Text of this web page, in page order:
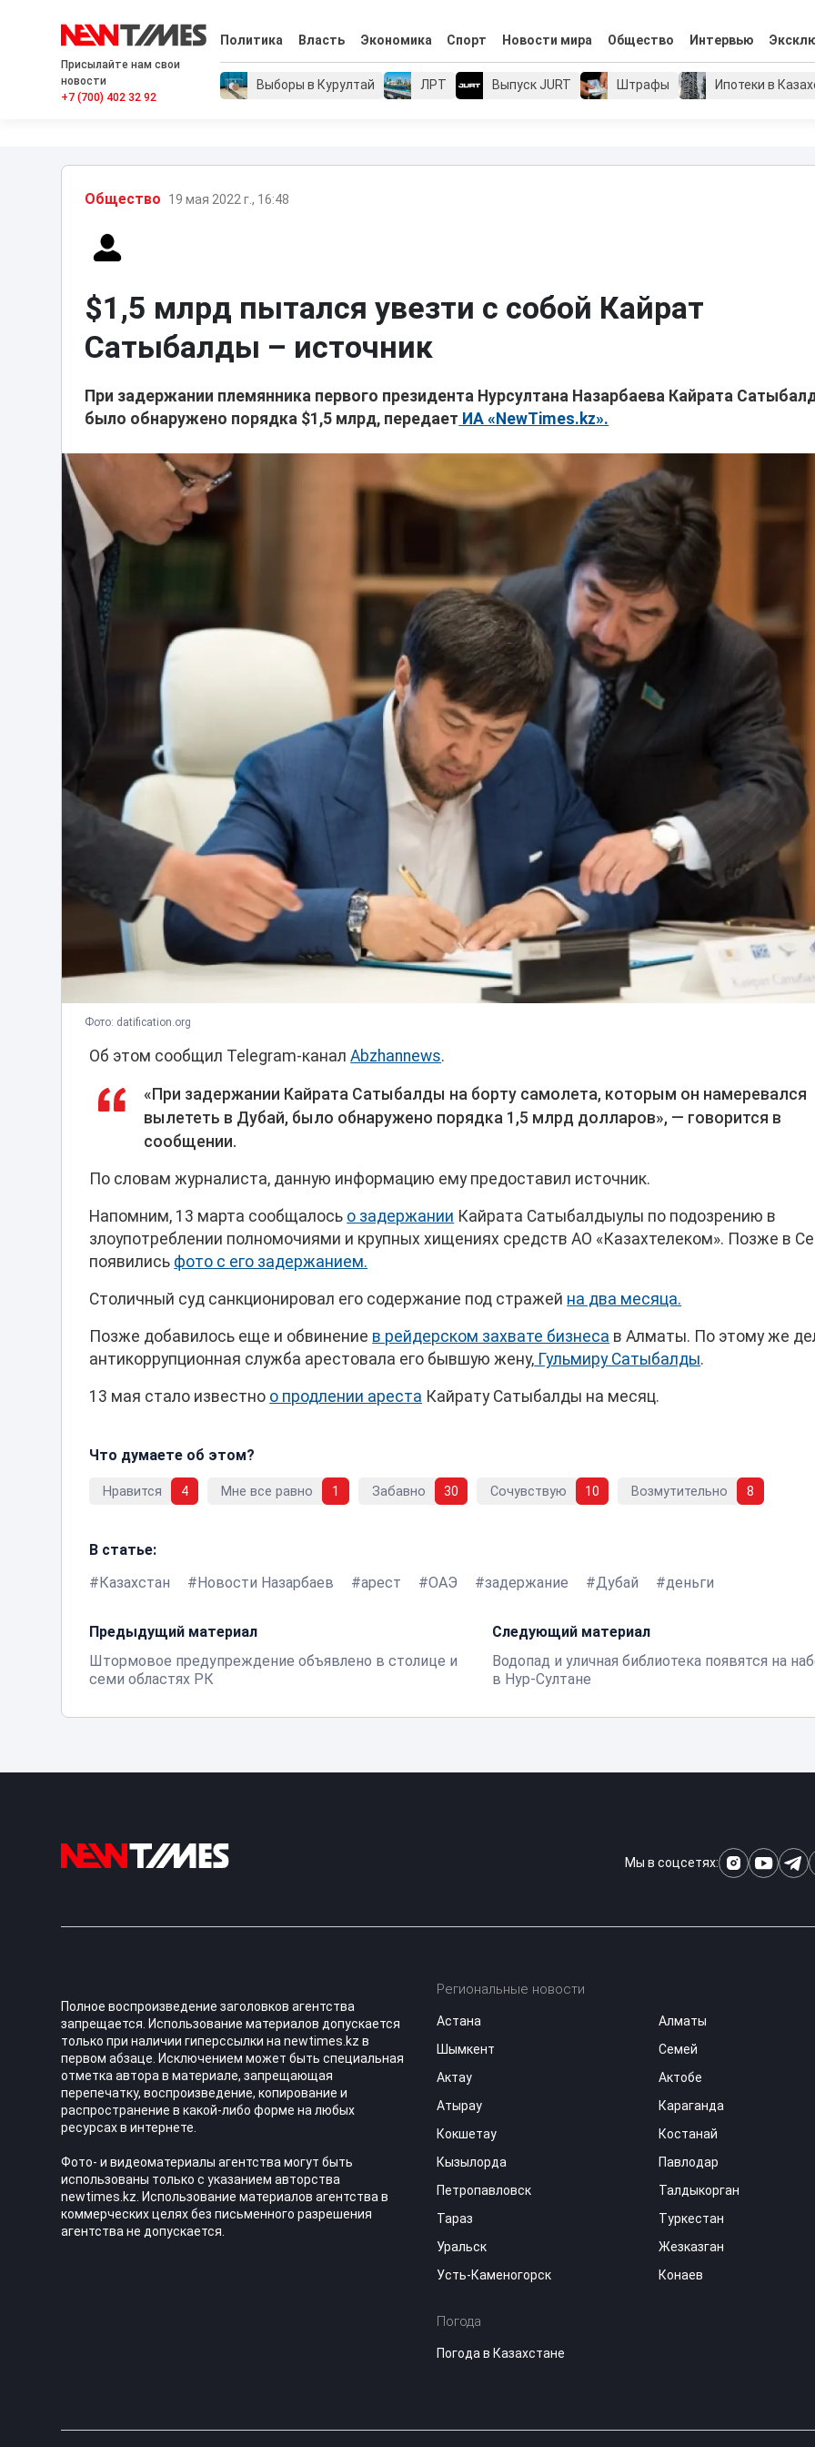
Присылайте нам свои
новости
+7 (700) 402 32 92
Политика Власть Экономика Спорт Новости мира Общество Интервью
Выборы в Курултай ЛРТ Выпуск JURT Штрафы Ипотеки в
Общество 19 мая 2022 г., 16:48
$1,5 млрд пытался увезти с собой Кайрат
Сатыбалды – источник
При задержании племянника первого президента Нурсултана Назарбаева Кайрата
было обнаружено порядка $1,5 млрд, передает ИА «NewTimes.kz».
Фото: datification.org
Об этом сообщил Telegram-каналAbzhannews.
«При задержании Кайрата Сатыбалды на борту самолета, которым он намеревался
вылететь в Дубай, было обнаружено порядка 1,5 млрд долларов», — говорится в
сообщении.
По словам журналиста, данную информацию ему предоставил источник.
Напомним, 13 марта сообщалось о задержании Кайрата Сатыбалдыулы по подозрению в
злоупотреблении полномочиями и крупных хищениях средств АО «Казахтелеком». Позже в
появились фото с его задержанием.
Столичный суд санкционировал его содержание под стражей на два месяца.
Позже добавилось еще и обвинение в рейдерском захвате бизнеса в Алматы. По этому же
антикоррупционная служба арестовала его бывшую жену, Гульмиру Сатыбалды.
13 мая стало известно о продлении ареста Кайрату Сатыбалды на месяц.
Что думаете об этом?
Нравится 4 Мне все равно 1 Забавно 30 Сочувствую 10 Возмутительно 8
В статье:
Казахстан
Новости Назарбаев арест ОАЭ задержание Дубай деньги
Предыдущий материал
Штормовое предупреждение объявлено в столице и
семи областях РК
Следующий материал
Водопад и уличная библиотека появятся на
в Нур-Султане
Мы в соцсетях:
Полное воспроизведение заголовков агентства
запрещается. Использование материалов допускается
только при наличии гиперссылки на newtimes.kz в
первом абзаце. Исключением может быть специальная
отметка автора в материале, запрещающая
перепечатку, воспроизведение, копирование и
распространение в какой-либо форме на любых
ресурсах в интернете.
Фото- и видеоматериалы агентства могут быть
использованы только с указанием авторства
newtimes.kz. Использование материалов агентства в
коммерческих целях без письменного разрешения
агентства не допускается.
Региональные новости
Астана
Алматы
Шымкент
Семей
Актау
Актобе
Атырау
Караганда
Кокшетау
Костанай
Кызылорда
Павлодар
Петропавловск
Талдыкорган
Тараз
Туркестан
Уральск
Жезказган
Усть-Каменогорск
Конаев
Погода
Погода в Казахстане